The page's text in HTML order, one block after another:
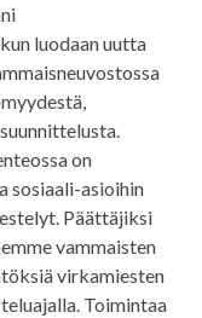
luodaan uutta
on
sosiaali-asioihin
Päättäjiksi
vammaisten
virkamiesten
Toimintaa